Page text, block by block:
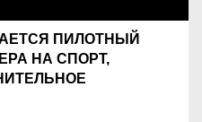
ПИЛОТНЫЙ
НА СПОРТ,